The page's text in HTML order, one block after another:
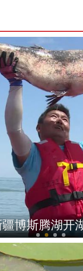
疆博斯腾湖开